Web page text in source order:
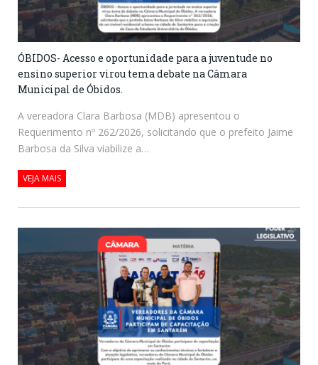
ÓBIDOS- Acesso e oportunidade para a juventude no
ensino superior virou tema debate na Câmara
Municipal de Óbidos.
A vereadora Clara Barbosa (MDB) apresentou o
Requerimento nº 262/2026, solicitando que o prefeito Jaime
Barbosa da Silva viabilize a…
VEJA MAIS